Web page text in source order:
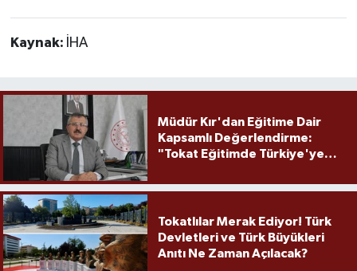
Kaynak: İHA
Müdür Kır'dan Eğitime Dair
Kapsamlı Değerlendirme:
"Tokat Eğitimde Türkiye'ye
Tokatlılar Merak Ediyor! Türk
Devletleri ve Türk Büyükleri
Anıtı Ne Zaman Açılacak?